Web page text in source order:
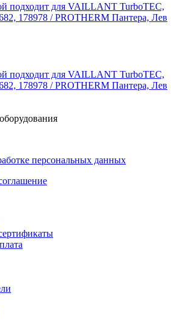
подходит для VAILLANT TurboTEC,
178978 / PROTHERM Пантера, Лев
подходит для VAILLANT TurboTEC,
178978 / PROTHERM Пантера, Лев
персональных данных